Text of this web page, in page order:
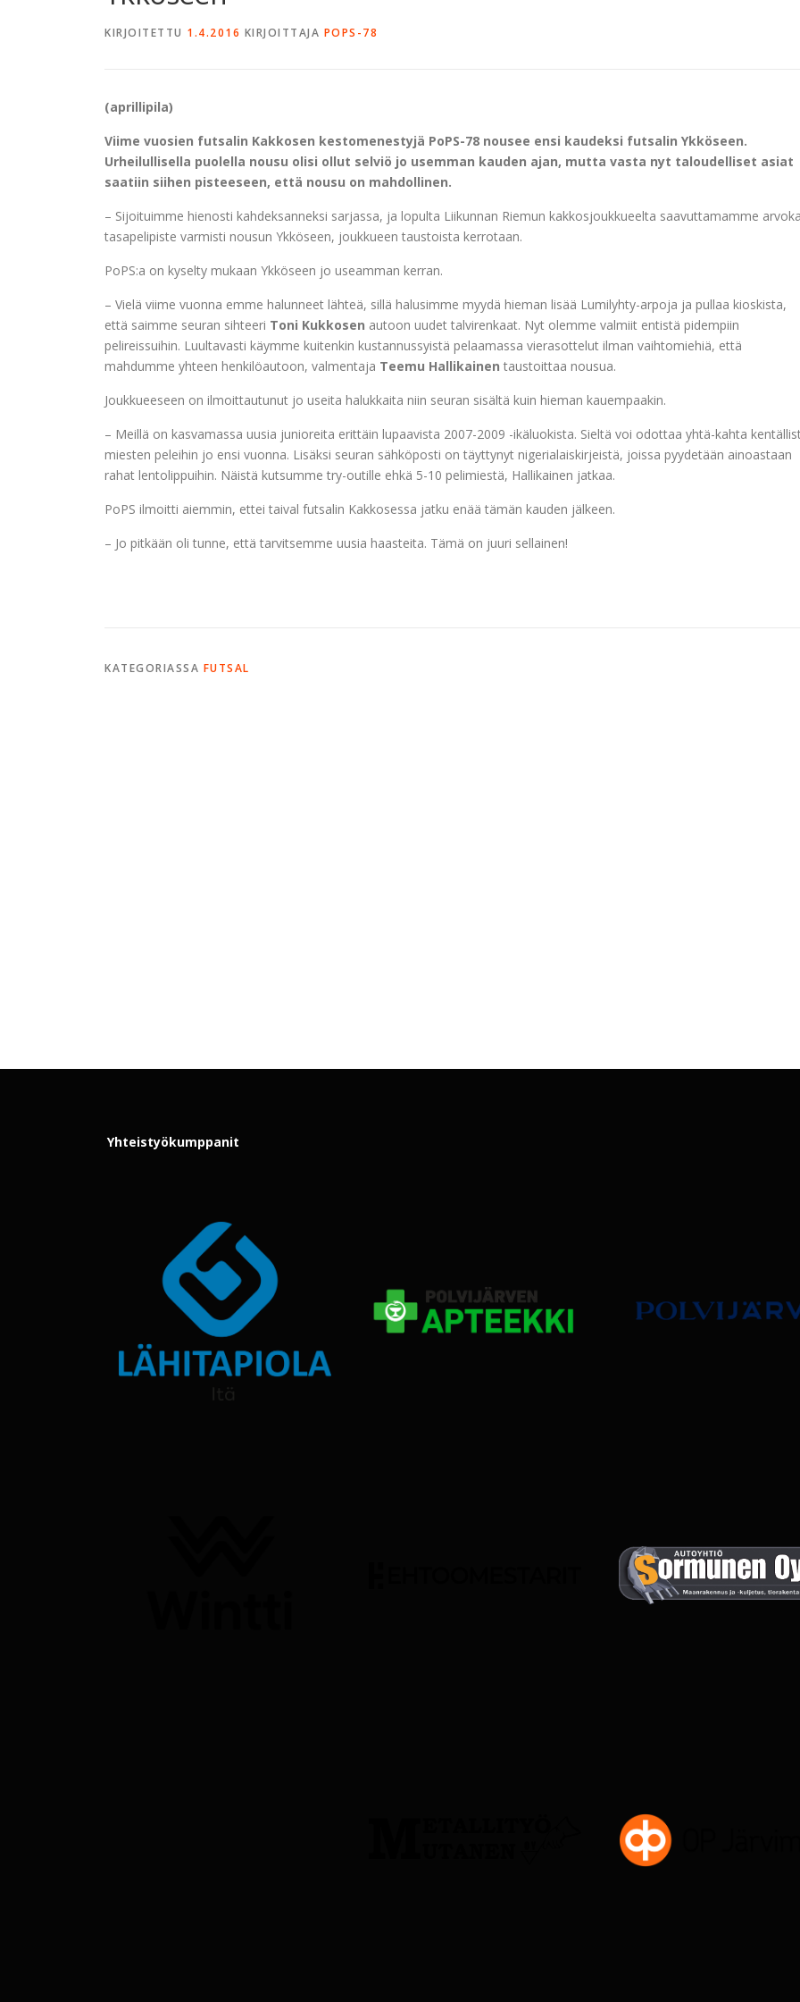
KIRJOITETTU 1.4.2016 KIRJOITTAJA POPS-78
(aprillipila)
Viime vuosien futsalin Kakkosen kestomenestyjä PoPS-78 nousee ensi kaudeksi futsalin Ykköseen.
Urheilullisella puolella nousu olisi ollut selviö jo usemman kauden ajan, mutta vasta nyt taloudelliset asiat
saatiin siihen pisteeseen, että nousu on mahdollinen.
– Sijoituimme hienosti kahdeksanneksi sarjassa, ja lopulta Liikunnan Riemun kakkosjoukkueelta saavuttamamme
tasapelipiste varmisti nousun Ykköseen, joukkueen taustoista kerrotaan.
PoPS:a on kyselty mukaan Ykköseen jo useamman kerran.
– Vielä viime vuonna emme halunneet lähteä, sillä halusimme myydä hieman lisää Lumilyhty-arpoja ja pullaa kioskista,
että saimme seuran sihteeri Toni Kukkosen autoon uudet talvirenkaat. Nyt olemme valmiit entistä pidempiin
pelireissuihin. Luultavasti käymme kuitenkin kustannussyistä pelaamassa vierasottelut ilman vaihtomiehiä, että
mahdumme yhteen henkilöautoon, valmentaja Teemu Hallikainen taustoittaa nousua.
Joukkueeseen on ilmoittautunut jo useita halukkaita niin seuran sisältä kuin hieman kauempaakin.
– Meillä on kasvamassa uusia junioreita erittäin lupaavista 2007-2009 -ikäluokista. Sieltä voi odottaa yhtä-kahta
miesten peleihin jo ensi vuonna. Lisäksi seuran sähköposti on täyttynyt nigerialaiskirjeistä, joissa pyydetään ainoastaan
rahat lentolippuihin. Näistä kutsumme try-outille ehkä 5-10 pelimiestä, Hallikainen jatkaa.
PoPS ilmoitti aiemmin, ettei taival futsalin Kakkosessa jatku enää tämän kauden jälkeen.
– Jo pitkään oli tunne, että tarvitsemme uusia haasteita. Tämä on juuri sellainen!
KATEGORIASSA FUTSAL
Yhteistyökumppanit